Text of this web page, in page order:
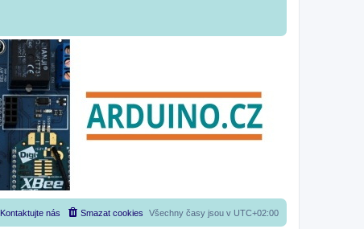
Všechny časy jsou v UTC+02:00
Smazat cookies
Kontaktujte nás